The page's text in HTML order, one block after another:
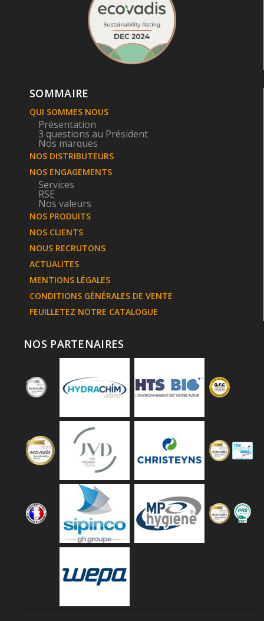
SOMMAIRE
QUI SOMMES NOUS
Présentation
3 questions au Président
Nos marques
NOS DISTRIBUTEURS
NOS ENGAGEMENTS
Services
RSE
Nos valeurs
NOS PRODUITS
NOS CLIENTS
NOUS RECRUTONS
ACTUALITES
MENTIONS LÉGALES
CONDITIONS GÉNÉRALES DE VENTE
FEUILLETEZ NOTRE CATALOGUE
NOS PARTENAIRES